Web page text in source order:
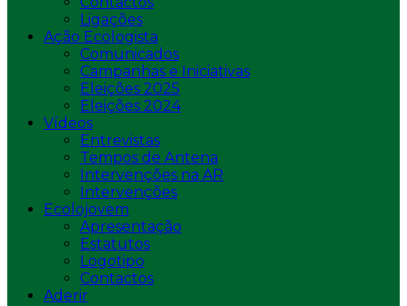
Ligações
Ação Ecologista
Comunicados
Campanhas e Iniciativas
Eleições 2025
Eleições 2024
Vídeos
Entrevistas
Tempos de Antena
Intervenções na AR
Intervenções
Ecolojovem
Apresentação
Estatutos
Logotipo
Contactos
Aderir